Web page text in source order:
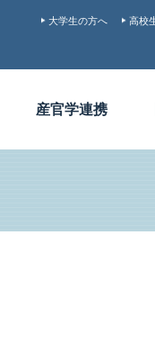
大学生の方へ 高校
産官学連携